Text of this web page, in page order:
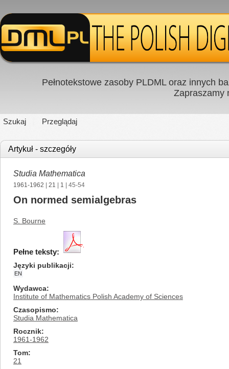
Pełnotekstowe zasoby PLDML oraz innych
Zapraszamy
Szukaj Przeglądaj
Artykuł - szczegóły
Studia Mathematica
1961-1962 21 1 | 45-54
On normed semialgebras
S. Bourne
Pełne teksty:
Języki publikacji
EN
Wydawca
Institute of Mathematics Polish Academy of Sciences
Czasopismo
Studia Mathematica
Rocznik
1961-1962
Tom
21